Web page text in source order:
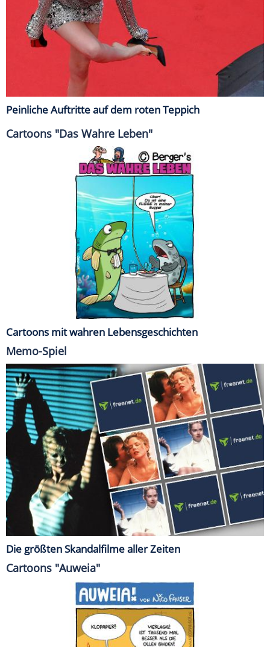
Peinliche Auftritte auf dem roten Teppich
Cartoons "Das Wahre Leben"
Cartoons mit wahren Lebensgeschichten
Memo-Spiel
Die größten Skandalfilme aller Zeiten
Cartoons "Auweia"